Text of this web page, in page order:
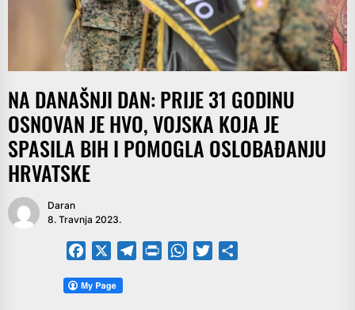
NA DANAŠNJI DAN: PRIJE 31 GODINU
OSNOVAN JE HVO, VOJSKA KOJA JE
SPASILA BIH I POMOGLA OSLOBAĐANJU
HRVATSKE
Daran
8. Travnja 2023.
Facebook TelegramPrintFriendly
WhatsApp
Twitter